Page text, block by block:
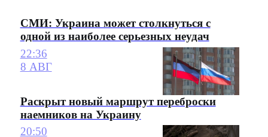
СМИ: Украина может столкнуться с
одной из наиболее серьезных неудач
22:36
8 АВГ
Раскрыт новый маршрут переброски
наемников на Украину
20:50